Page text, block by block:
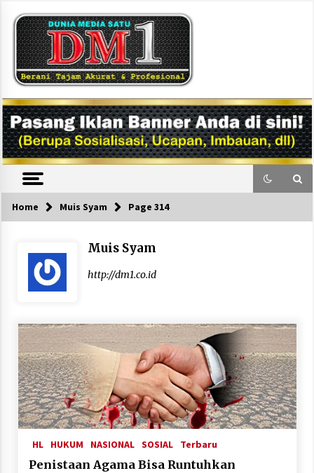
content
DM1
Home Muis Syam Page 314
Muis Syam
http://dm1.co.id
HL HUKUM NASIONAL SOSIAL Terbaru
Penistaan Agama Bisa Runtuhkan